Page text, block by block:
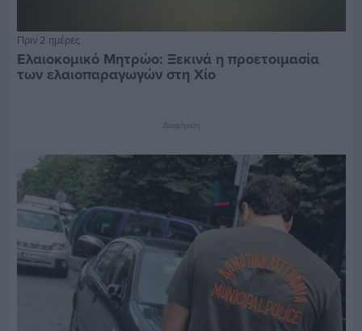
Πριν 2 ημέρες
Ελαιοκομικό Μητρώο: Ξεκινά η προετοιμασία
των ελαιοπαραγωγών στη Χίο
Διαφήμιση